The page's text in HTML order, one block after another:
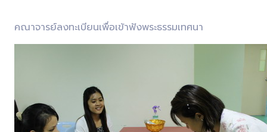
คณาจารย์ลงทะเบียนเพื่อเข้าฟังพระธรรมเทศนา